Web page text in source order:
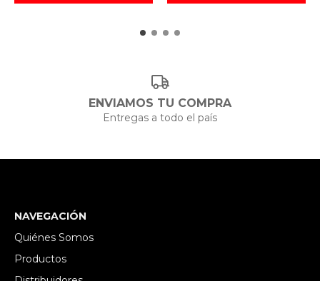
ENVIAMOS TU COMPRA
Entregas a todo el país
NAVEGACIÓN
Quiénes Somos
Productos